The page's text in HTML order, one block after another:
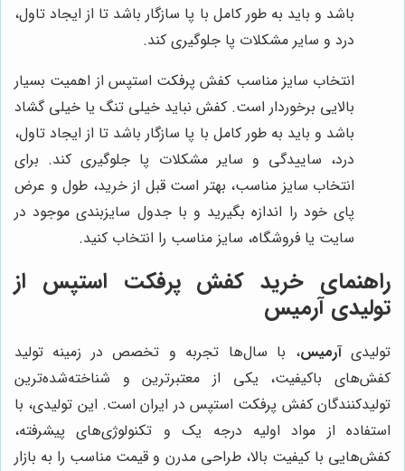
باشد و باید به طور کامل با پا سازگار باشد تا از ایجاد تاول،
درد و سایر مشکلات پا جلوگیری کند.
انتخاب سایز مناسب کفش پرفکت استپس از اهمیت بسیار
بالایی برخوردار است. کفش نباید خیلی تنگ یا خیلی گشاد
باشد و باید به طور کامل با پا سازگار باشد تا از ایجاد تاول،
درد، ساییدگی و سایر مشکلات پا جلوگیری کند. برای
انتخاب سایز مناسب، بهتر است قبل از خرید، طول و عرض
پای خود را اندازه بگیرید و با جدول سایزبندی موجود در
سایت یا فروشگاه، سایز مناسب را انتخاب کنید.
راهنمای خرید کفش پرفکت استپس از
تولیدی آرمیس
تولیدیآرمیس، با سال‌ها تجربه و تخصص در زمینه تولید
کفش‌های باکیفیت، یکی از معتبرترین و شناخته‌شده‌ترین
تولیدکنندگان کفش پرفکت استپس در ایران است. این تولیدی، با
استفاده از مواد اولیه درجه یک و تکنولوژی‌های پیشرفته،
کفش‌هایی با کیفیت بالا، طراحی مدرن و قیمت مناسب را به بازار